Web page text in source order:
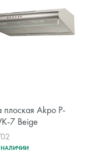
плоская Akpo P-
7 Beige
НАЛИЧИИ